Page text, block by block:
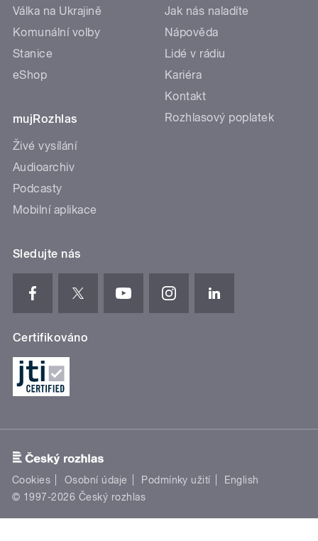
Válka na Ukrajině
Komunální volby
Stanice
eShop
mujRozhlas
Živé vysílání
Audioarchiv
Podcasty
Mobilní aplikace
Jak nás naladíte
Nápověda
Lidé v rádiu
Kariéra
Kontakt
Rozhlasový poplatek
Sledujte nás
Certifikováno
Cookies Osobní údaje Podmínky užití
English
© 1997-2026 Český rozhlas